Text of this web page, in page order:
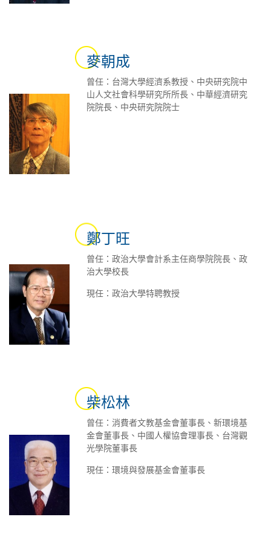
麥朝成
曾任：台灣大學經濟系教授、中央研究院中
山人文社會科學研究所所長、中華經濟研究
院院長、中央研究院院士
鄭丁旺
曾任：政治大學會計系主任商學院院長、政
治大學校長
現任：政治大學特聘教授
柴松林
曾任：消費者文教基金會董事長、新環境基
金會董事長、中國人權協會理事長、台灣觀
光學院董事長
現任：環境與發展基金會董事長